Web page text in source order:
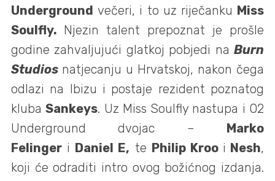
Underground večeri, i to uz riječanku Miss
Soulfly. Njezin talent prepoznat je prošle
godine zahvaljujući glatkoj pobjedi na Burn
Studios natjecanju u Hrvatskoj, nakon čega
odlazi na Ibizu i postaje rezident poznatog
klubaSankeys. Uz Miss Soulfly nastupa i O2
Underground dvojac – Marko
Felinger i Daniel E, te Philip Kroo i Nesh,
koji će odraditi intro ovog božićnog izdanja.